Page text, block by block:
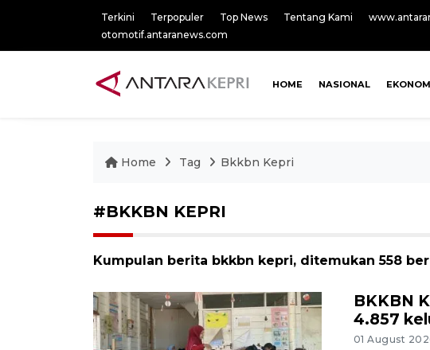
Terkini Terpopuler Top News Tentang Kami
otomotif.antaranews.com
HOME NASIONAL
Home Tag Bkkbn Kepri
#BKKBN KEPRI
Kumpulan berita bkkbn kepri, ditemukan 558
BKKBN
4.857
01 August